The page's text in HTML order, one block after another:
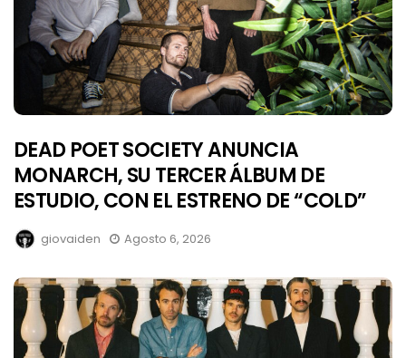
DEAD POET SOCIETY ANUNCIA
MONARCH, SU TERCER ÁLBUM DE
ESTUDIO, CON EL ESTRENO DE “COLD”
giovaiden Agosto 6, 2026